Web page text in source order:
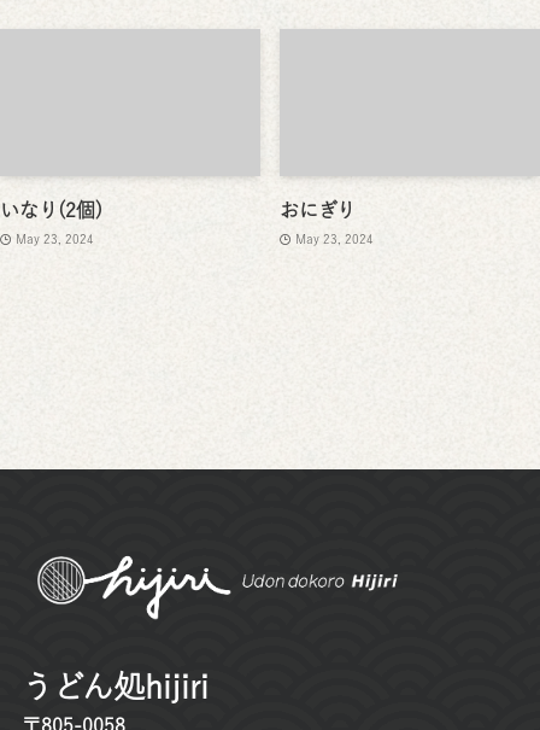
いなり(2個)
May 23, 2024
おにぎり
May 23, 2024
うどん処hijiri
〒805-0058